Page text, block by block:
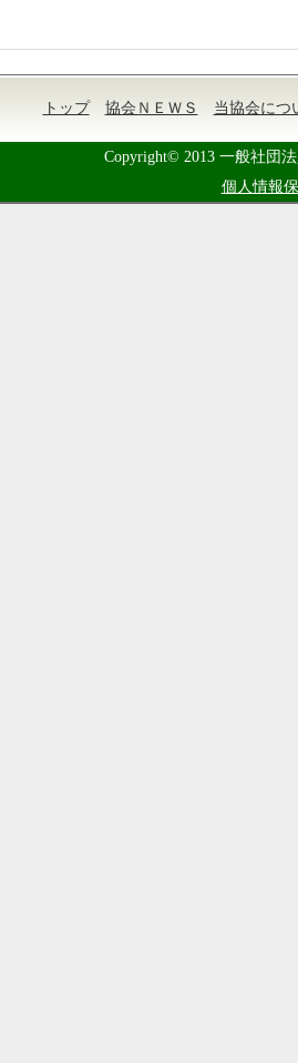
トップ 協会ＮＥＷＳ 当協会につ
Copyright© 2013 一般社団
個人情報